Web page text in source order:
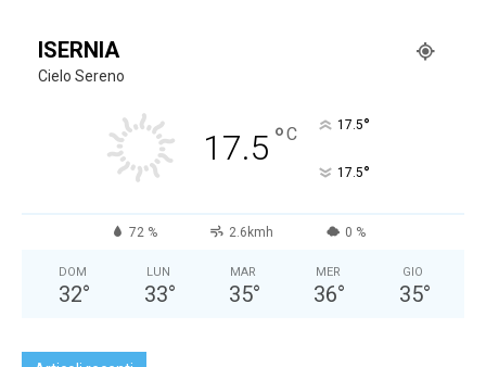
ISERNIA
Cielo Sereno
17.5 °C 17.5°
17.5°
72 % 2.6kmh 0 %
DOM
32°
LUN
33°
MAR
35°
MER
36°
GIO
35°